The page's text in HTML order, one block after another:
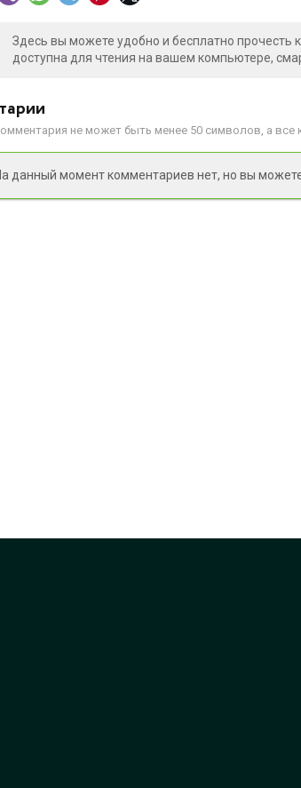
Здесь вы можете удобно и бесплатно прочесть
доступна для чтения на вашем компьютере,
не может быть менее 50 символов, а все
данный момент комментариев нет, но вы